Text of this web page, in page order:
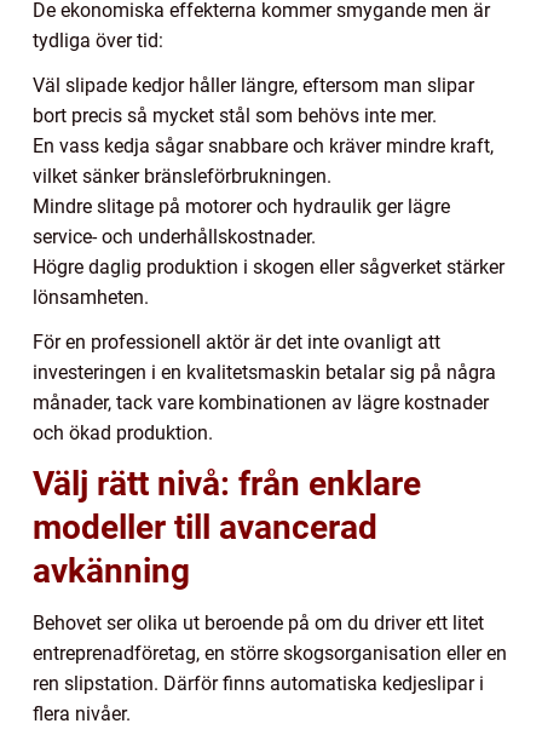
De ekonomiska effekterna kommer smygande men är
tydliga över tid:
Väl slipade kedjor håller längre, eftersom man slipar
bort precis så mycket stål som behövs inte mer.
En vass kedja sågar snabbare och kräver mindre kraft,
vilket sänker bränsleförbrukningen.
Mindre slitage på motorer och hydraulik ger lägre
service- och underhållskostnader.
Högre daglig produktion i skogen eller sågverket stärker
lönsamheten.
För en professionell aktör är det inte ovanligt att
investeringen i en kvalitetsmaskin betalar sig på några
månader, tack vare kombinationen av lägre kostnader
och ökad produktion.
Välj rätt nivå: från enklare
modeller till avancerad
avkänning
Behovet ser olika ut beroende på om du driver ett litet
entreprenadföretag, en större skogsorganisation eller en
ren slipstation. Därför finns automatiska kedjeslipar i
flera nivåer.